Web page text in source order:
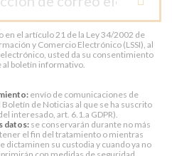
el artículo 21 de la Ley 34/2002 de
y Comercio Electrónico (LSSI), al
usted da su consentimiento
al boletín informativo.
envío de comunicaciones de
de Noticias al que se ha suscrito
interesado, art. 6.1.a GDPR).
datos:se conservarán durante no más
el fin del tratamiento o mientras
dictaminen su custodia y cuando ya no